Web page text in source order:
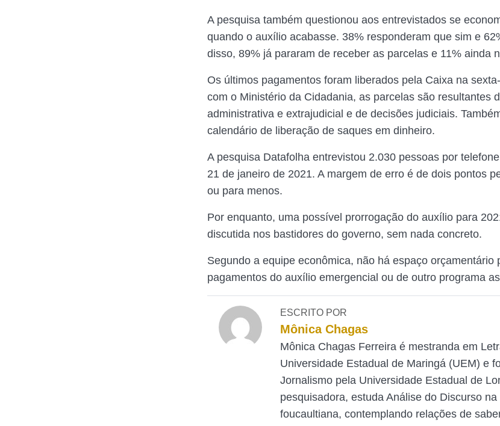
A pesquisa também questionou aos entrevistados se
quando o auxílio acabasse. 38% responderam que sim e
disso, 89% já pararam de receber as parcelas e 11% ainda
Os últimos pagamentos foram liberados pela Caixa na
com o Ministério da Cidadania, as parcelas são resultantes
administrativa e extrajudicial e de decisões judiciais.
calendário de liberação de saques em dinheiro.
A pesquisa Datafolha entrevistou 2.030 pessoas por
21 de janeiro de 2021. A margem de erro é de dois pontos
ou para menos.
Por enquanto, uma possível prorrogação do auxílio para
discutida nos bastidores do governo, sem nada concreto.
Segundo a equipe econômica, não há espaço orçamentário
pagamentos do auxílio emergencial ou de outro programa
ESCRITO POR
Mônica Chagas
Mônica Chagas Ferreira é mestranda em
Universidade Estadual de Maringá (UEM) e
Jornalismo pela Universidade Estadual de
pesquisadora, estuda Análise do Discurso
foucaultiana, contemplando relações de